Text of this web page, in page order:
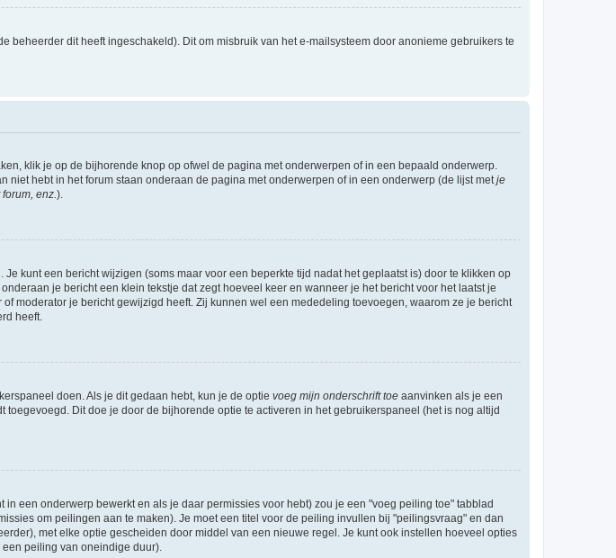
dit heeft ingeschakeld). Dit om misbruik van het e-mailsysteem door anonieme gebruikers te
klik je op de bijhorende knop op ofwel de pagina met onderwerpen of in een bepaald onderwerp.
hebt in het forum staan onderaan de pagina met onderwerpen of in een onderwerp (de lijst met je
enz. ).
kunt een bericht wijzigen (soms maar voor een beperkte tijd nadat het geplaatst is) door te klikken op
je bericht een klein tekstje dat zegt hoeveel keer en wanneer je het bericht voor het laatst je
moderator je bericht gewijzigd heeft. Zij kunnen wel een mededeling toevoegen, waarom ze je bericht
heeft.
doen. Als je dit gedaan hebt, kun je de optie voeg mijn onderschrift toe aanvinken als je een
Dit doe je door de bijhorende optie te activeren in het gebruikerspaneel (het is nog altijd
een onderwerp bewerkt en als je daar permissies voor hebt) zou je een "voeg peiling toe" tabblad
om peilingen aan te maken). Je moet een titel voor de peiling invullen bij "peilingsvraag" en dan
met elke optie gescheiden door middel van een nieuwe regel. Je kunt ook instellen hoeveel opties
peiling van oneindige duur).